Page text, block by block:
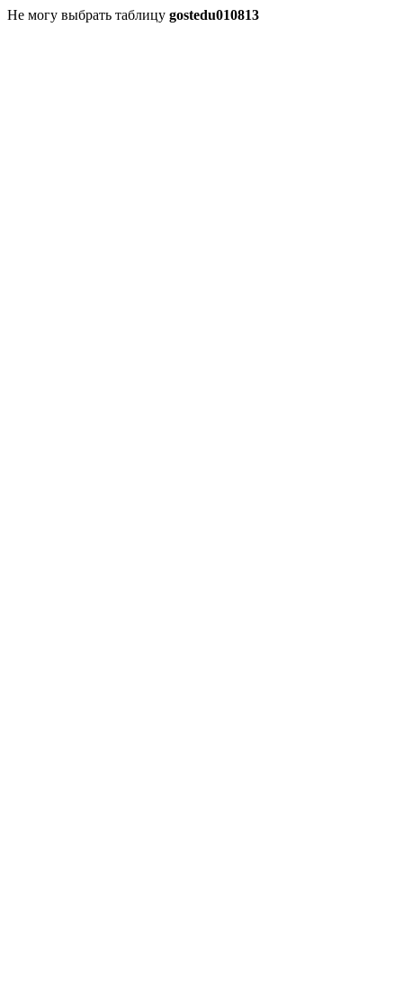
Не могу выбрать таблицу gostedu010813